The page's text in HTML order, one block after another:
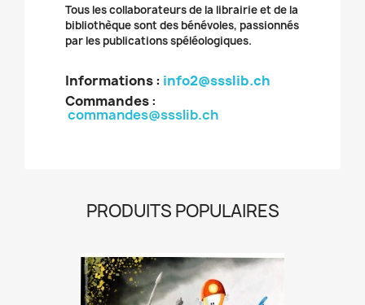
Tous les collaborateurs de la librairie et de la
bibliothèque sont des bénévoles, passionnés
par les publications spéléologiques.
Informations : info2@ssslib.ch
Commandes:
commandes@ssslib.ch
PRODUITS POPULAIRES